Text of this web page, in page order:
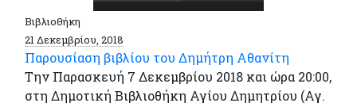
Βιβλιοθήκη
21 Δεκεμβρίου, 2018
Παρουσίαση βιβλίου του Δημήτρη Αθανίτη
Την Παρασκευή 7 Δεκεμβρίου 2018 και ώρα 20:00,
στη Δημοτική Βιβλιοθήκη Αγίου Δημητρίου (Αγ.